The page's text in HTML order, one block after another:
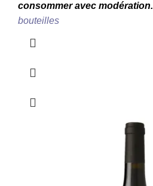
consommer avec modération.
bouteilles